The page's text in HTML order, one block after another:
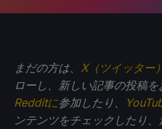
まだの方は、 X（ツイッター）
ローし、新しい記事の投稿を
Redditに参加したり、
ンテンツをチェックしたり